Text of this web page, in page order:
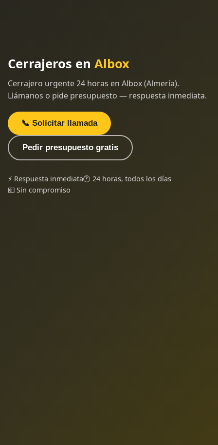
Cerrajeros en Albox
Cerrajero urgente 24 horas en Albox (Almería).
Llámanos o pide presupuesto — respuesta inmediata.
📞 Solicitar llamada
Pedir presupuesto gratis
⚡ Respuesta inmediata🕐 24 horas, todos los días
💶 Sin compromiso